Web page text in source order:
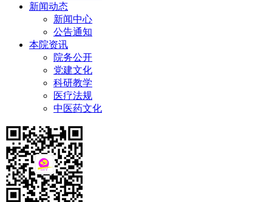
新闻动态
新闻中心
公告通知
本院资讯
院务公开
党建文化
科研教学
医疗法规
中医药文化